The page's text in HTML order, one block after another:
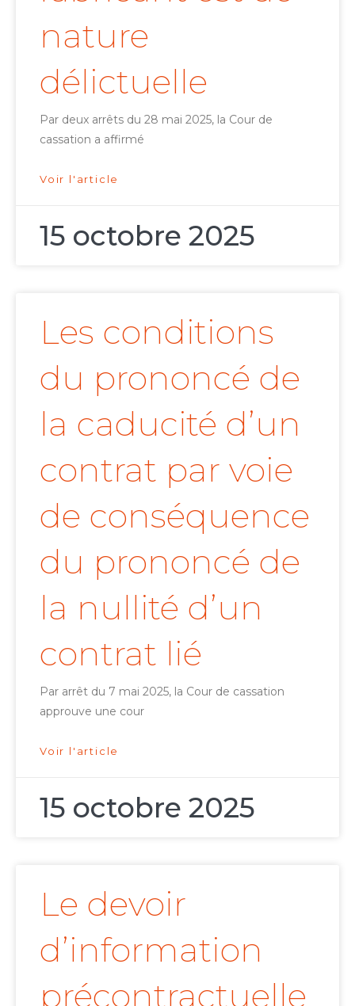
nature
délictuelle
Par deux arrêts du 28 mai 2025, la Cour de
cassation a affirmé
Voir l'article
15 octobre 2025
Les conditions
du prononcé de
la caducité d’un
contrat par voie
de conséquence
du prononcé de
la nullité d’un
contrat lié
Par arrêt du 7 mai 2025, la Cour de cassation
approuve une cour
Voir l'article
15 octobre 2025
Le devoir
d’information
précontractuelle